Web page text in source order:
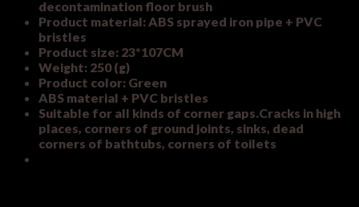
decontamination floor brush
Product material: ABS sprayed iron pipe + PVC
bristles
Product size: 23*107CM
Weight: 250 (g)
Product color: Green
ABS material + PVC bristles
Suitable for all kinds of corner gaps.Cracks in high
places, corners of ground joints, sinks, dead
corners of bathtubs, corners of toilets